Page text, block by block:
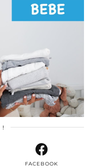
!
FACEBOOK